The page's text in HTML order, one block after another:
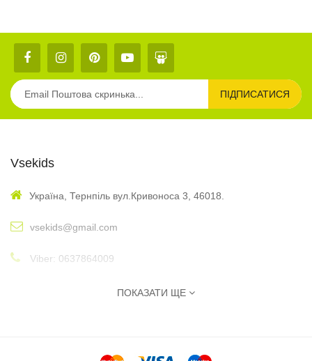
ПІДПИСАТИСЯ
Vsekids
Україна, Тернпіль вул.Кривоноса 3, 46018.
vsekids@gmail.com
Viber: 0637864009
: 10:00 - 17:00ПОКАЗАТИ ЩЕ